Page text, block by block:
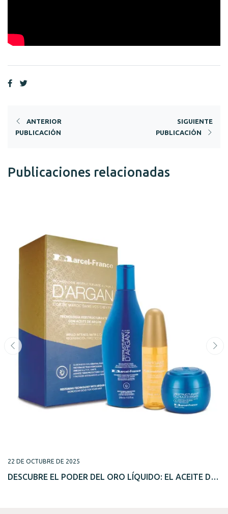
ANTERIOR
PUBLICACIÓN
SIGUIENTE
PUBLICACIÓN
Publicaciones relacionadas
22 DE OCTUBRE DE 2025
DESCUBRE EL PODER DEL ORO LÍQUIDO: EL ACEITE DE